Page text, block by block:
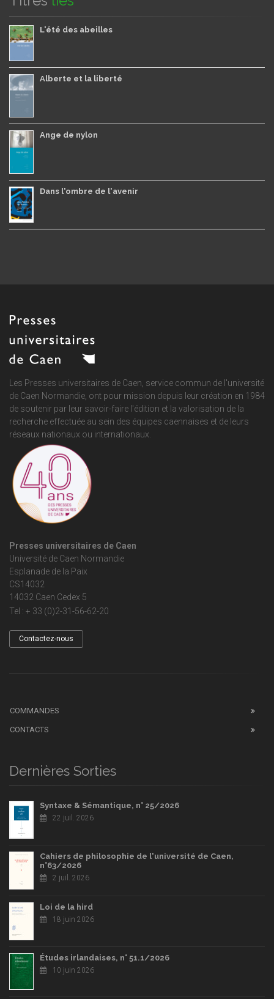
L'été des abeilles
Alberte et la liberté
Ange de nylon
Dans l'ombre de l'avenir
Les Presses universitaires de Caen, service commun de l'université
de Caen Normandie , ont pour mission depuis leur création en 1984
de soutenir par leur savoir-faire l'édition et la valorisation de la
recherche effectuée au sein des équipes caennaises et de leurs
réseaux nationaux ou internationaux.
Presses universitaires de Caen
Université de Caen Normandie
Esplanade de la Paix
CS14032
14032 Caen Cedex 5
Tel : + 33 (0)2-31-56-62-20
Contactez-nous
COMMANDES
CONTACTS
Dernières Sorties
Syntaxe & Sémantique, n° 25/2026
22 juil. 2026
Cahiers de philosophie de l'université de Caen,
n°63/2026
2 juil. 2026
Loi de la hird
18 juin 2026
Études irlandaises, n° 51.1/2026
10 juin 2026